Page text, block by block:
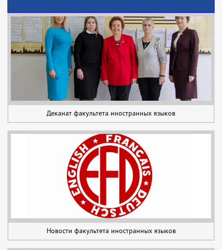
Деканат факультета иностранных языков
Новости факультета иностранных языков